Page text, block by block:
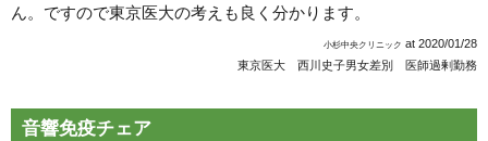
ん。ですので東京医大の考えも良く分かります。
小杉中央クリニック at 2020/01/28
東京医大 西川史子男女差別 医師過剰勤務
音響免疫チェア